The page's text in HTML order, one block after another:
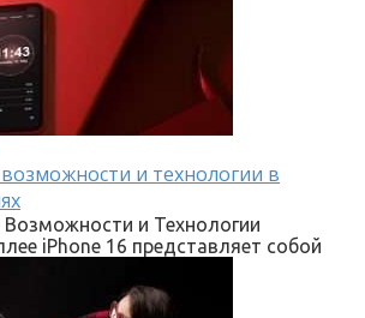
и технологии в
Возможности и Технологии
iPhone 16 представляет собой